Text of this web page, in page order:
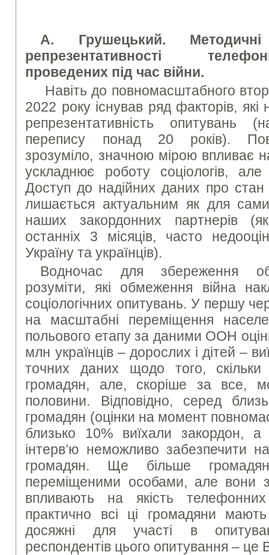
А. Грушецький.
репрезентативності
проведених під час війни.
Навіть до повномасштабного
2022 року існував ряд факторів,
репрезентативність опитувань
перепису понад 20 років).
зрозуміло, значною мірою впливає
ускладнює роботу соціологів,
Доступ до надійних даних про стан
лишається актуальним як для
наших закордонних партнерів
останніх 3 місяців, часто
Україну та українців).
Водночас для збереження
розуміти, які обмеження війна
соціологічних опитувань. У першу
на масштабні переміщення
польового етапу за даними ООН
млн українців – дорослих і дітей –
точних даних щодо того,
громадян, але, скоріше за все,
половини. Відповідно, серед
громадян (оцінки на момент
близько 10% виїхали закордон,
інтерв’ю неможливо забезпечити
громадян. Ще більше
переміщеними особами, але вони
впливають на якість телефонних
практично всі ці громадяни
досяжні для участі в
респондентів цього опитування –